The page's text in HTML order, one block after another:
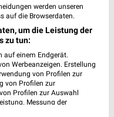
werden unseren
auf die Browserdaten.
um die Leistung der
zu tun:
auf einem Endgerät.
Werbeanzeigen. Erstellung
von Profilen zur
von Profilen zur
Profilen zur Auswahl
Messung der